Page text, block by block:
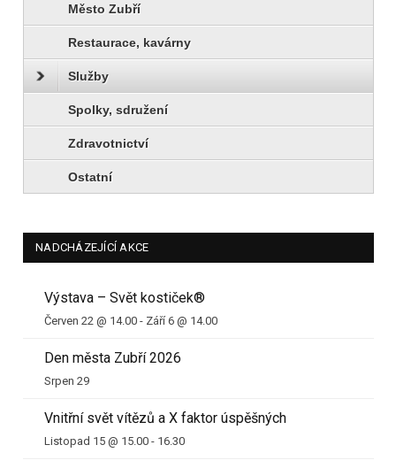
Město Zubří
Restaurace, kavárny
Služby
Spolky, sdružení
Zdravotnictví
Ostatní
NADCHÁZEJÍCÍ AKCE
Výstava – Svět kostiček®
Červen 22 @ 14.00 - Září 6 @ 14.00
Den města Zubří 2026
Srpen 29
Vnitřní svět vítězů a X faktor úspěšných
Listopad 15 @ 15.00 - 16.30